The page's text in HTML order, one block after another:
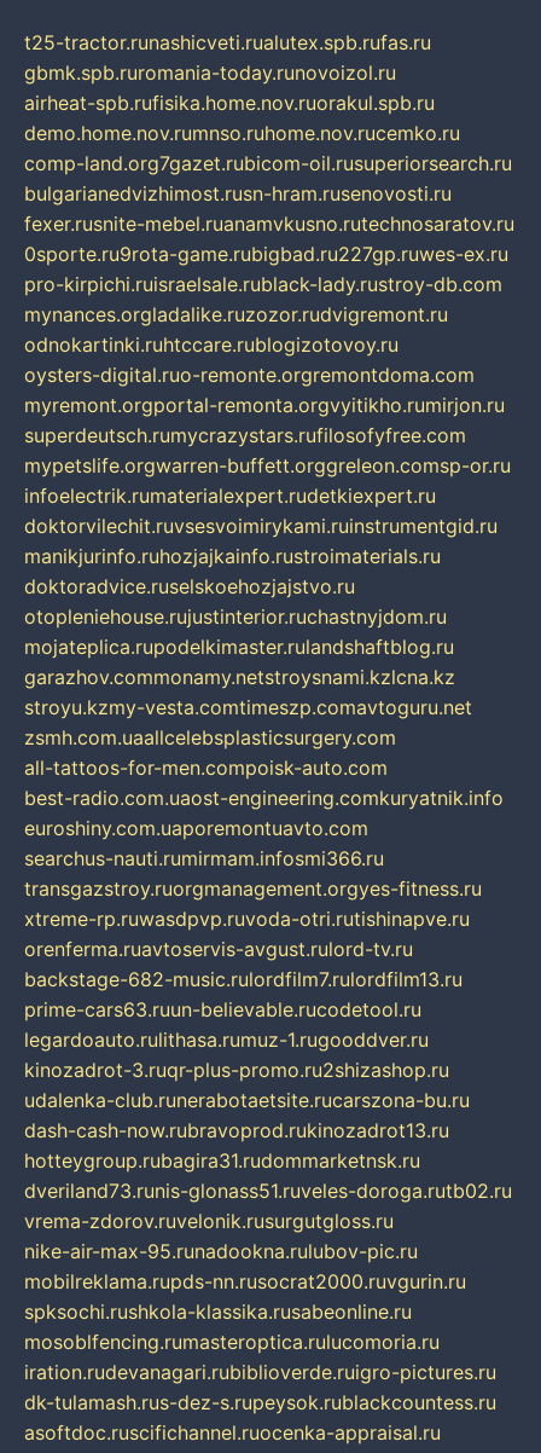
t25-tractor.runashicveti.rualutex.spb.rufas.ru
gbmk.spb.ruromania-today.runovoizol.ru
airheat-spb.rufisika.home.nov.ruorakul.spb.ru
demo.home.nov.rumnso.ruhome.nov.rucemko.ru
comp-land.org7gazet.rubicom-oil.rusuperiorsearch.ru
bulgarianedvizhimost.rusn-hram.rusenovosti.ru
fexer.rusnite-mebel.ruanamvkusno.rutechnosaratov.ru
0sporte.ru9rota-game.rubigbad.ru227gp.ruwes-ex.ru
pro-kirpichi.ruisraelsale.rublack-lady.rustroy-db.com
mynances.orgladalike.ruzozor.rudvigremont.ru
odnokartinki.ruhtccare.rublogizotovoy.ru
oysters-digital.ruo-remonte.orgremontdoma.com
myremont.orgportal-remonta.orgvyitikho.rumirjon.ru
superdeutsch.rumycrazystars.rufilosofyfree.com
mypetslife.orgwarren-buffett.orggreleon.comsp-or.ru
infoelectrik.rumaterialexpert.rudetkiexpert.ru
doktorvilechit.ruvsesvoimirykami.ruinstrumentgid.ru
manikjurinfo.ruhozjajkainfo.rustroimaterials.ru
doktoradvice.ruselskoehozjajstvo.ru
otopleniehouse.rujustinterior.ruchastnyjdom.ru
mojateplica.rupodelkimaster.rulandshaftblog.ru
garazhov.commonamy.netstroysnami.kzlcna.kz
stroyu.kzmy-vesta.comtimeszp.comavtoguru.net
zsmh.com.uaallcelebsplasticsurgery.com
all-tattoos-for-men.compoisk-auto.com
best-radio.com.uaost-engineering.comkuryatnik.info
euroshiny.com.uaporemontuavto.com
searchus-nauti.rumirmam.infosmi366.ru
transgazstroy.ruorgmanagement.orgyes-fitness.ru
xtreme-rp.ruwasdpvp.ruvoda-otri.rutishinapve.ru
orenferma.ruavtoservis-avgust.rulord-tv.ru
backstage-682-music.rulordfilm7.rulordfilm13.ru
prime-cars63.ruun-believable.rucodetool.ru
legardoauto.rulithasa.rumuz-1.rugooddver.ru
kinozadrot-3.ruqr-plus-promo.ru2shizashop.ru
udalenka-club.runerabotaetsite.rucarszona-bu.ru
dash-cash-now.rubravoprod.rukinozadrot13.ru
hotteygroup.rubagira31.rudommarketnsk.ru
dveriland73.runis-glonass51.ruveles-doroga.rutb02.ru
vrema-zdorov.ruvelonik.rusurgutgloss.ru
nike-air-max-95.runadookna.rulubov-pic.ru
mobilreklama.rupds-nn.rusocrat2000.ruvgurin.ru
spksochi.rushkola-klassika.rusabeonline.ru
mosoblfencing.rumasteroptica.rulucomoria.ru
iration.rudevanagari.rubiblioverde.ruigro-pictures.ru
dk-tulamash.rus-dez-s.rupeysok.rublackcountess.ru
asoftdoc.ruscifichannel.ruocenka-appraisal.ru